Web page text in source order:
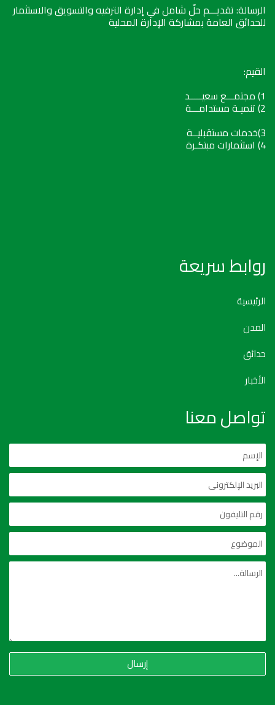
الرسالة: تقديـــم حلّ شامل في إدارة الترفيه والتسويق والاستثمار
للحدائق العامة بمشاركة الإدارة المحلية
القيم:
1) مجتمـــع سعيـــــد
2) تنميـة مستدامـــة
3)خدمات مستقبليــة
4) استثمارات مبتكـرة
روابط سريعة
الرئيسية
المدن
حدائق
الأخبار
تواصل معنا
إرسال